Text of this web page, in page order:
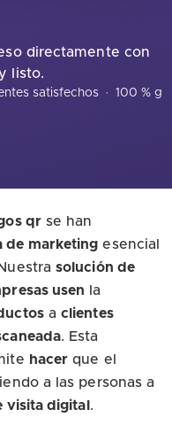
directamente con
listo.
satisfechos · 100 %
qrse han
de marketing esencial
solución de
usen la
aclientes
. Esta
hacer que el
a las personas a
visita digital .